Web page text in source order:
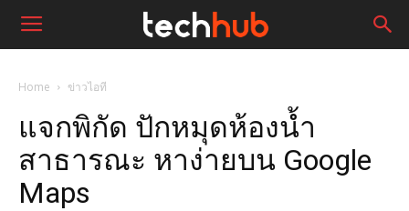
Home ข่าวไอที
แจกพิกัด ปักหมุดห้องน้ำ
สาธารณะ หาง่ายบน Google
Maps